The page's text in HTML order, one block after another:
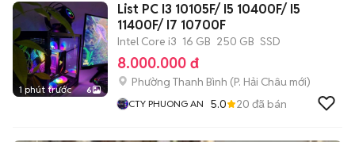
1 phút trước 6
List PC I3 10105F/ I5 10400F/ I5
11400F/ I7 10700F
Intel Core i3 16 GB 250 GB SSD
8.000.000 đ
Phường Thanh Bình (P. Hải Châu mới)
CTY PHUONG AN 5.0 20 đã bán